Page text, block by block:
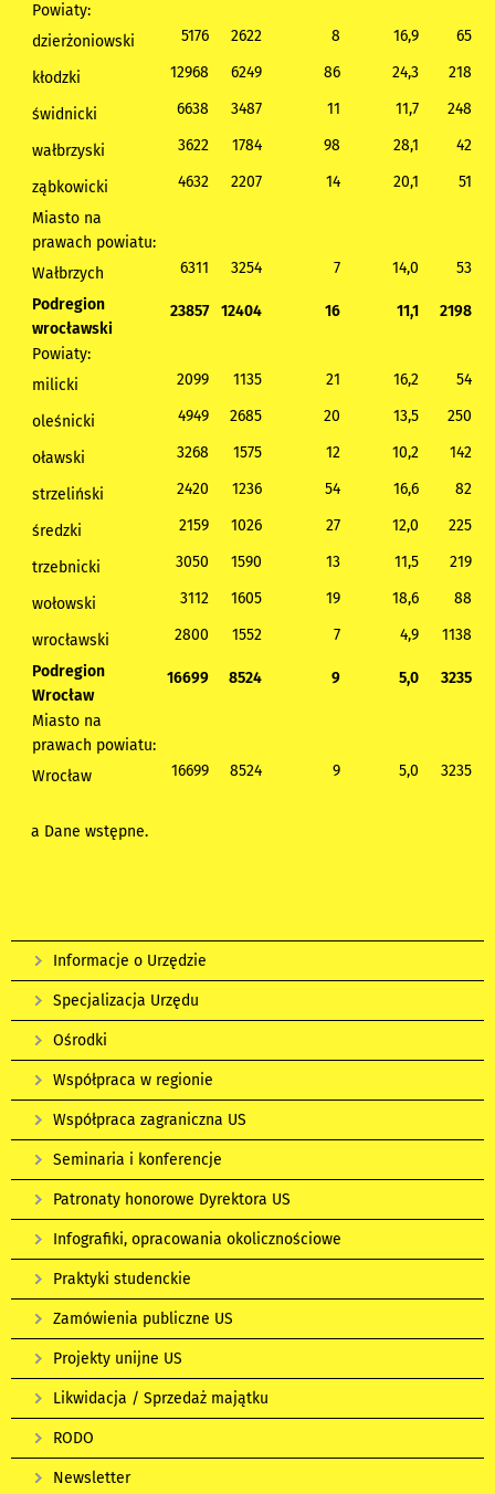
Powiaty:
dzierżoniowski
5176 2622 8 16,9 65
kłodzki 12968 6249 86 24,3 218
świdnicki 6638 3487 11 11,7 248
wałbrzyski 3622 1784 98 28,1 42
ząbkowicki 4632 2207 14 20,1
51
Miasto na
prawach powiatu:
Wałbrzych
6311 3254 7 14,0
53
Podregion
wrocławski
23857 12404 16 11,1 2198
Powiaty:
milicki
2099 1135 21 16,2 54
oleśnicki 4949 2685 20 13,5 250
oławski 3268 1575 12 10,2 142
strzeliński 2420 1236 54 16,6 82
średzki 2159 1026 27 12,0 225
trzebnicki 3050 1590 13 11,5 219
wołowski 3112 1605 19 18,6 88
wrocławski 2800 1552 7 4,9
1138
Podregion
Wrocław
16699 8524 9 5,0 3235
Miasto na
prawach powiatu:
Wrocław
16699 8524 9 5,0 3235
a Dane wstępne.
Informacje o Urzędzie
Specjalizacja Urzędu
Ośrodki
Współpraca w regionie
Współpraca zagraniczna US
Seminaria i konferencje
Patronaty honorowe Dyrektora US
Infografiki, opracowania okolicznościowe
Praktyki studenckie
Zamówienia publiczne US
Projekty unijne US
Likwidacja / Sprzedaż majątku
RODO
Newsletter